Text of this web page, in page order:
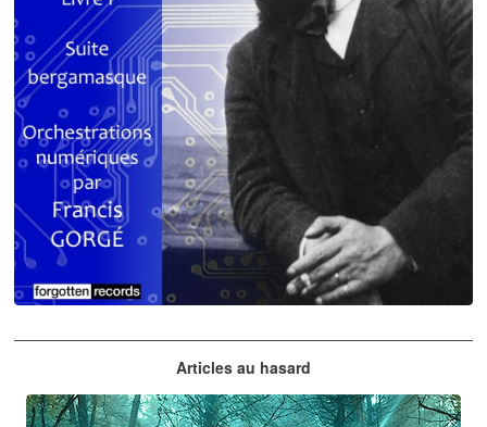
Articles au hasard